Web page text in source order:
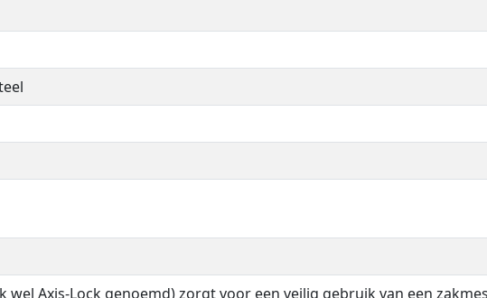
wel Axis-Lock genoemd) zorgt voor een veilig gebruik van een